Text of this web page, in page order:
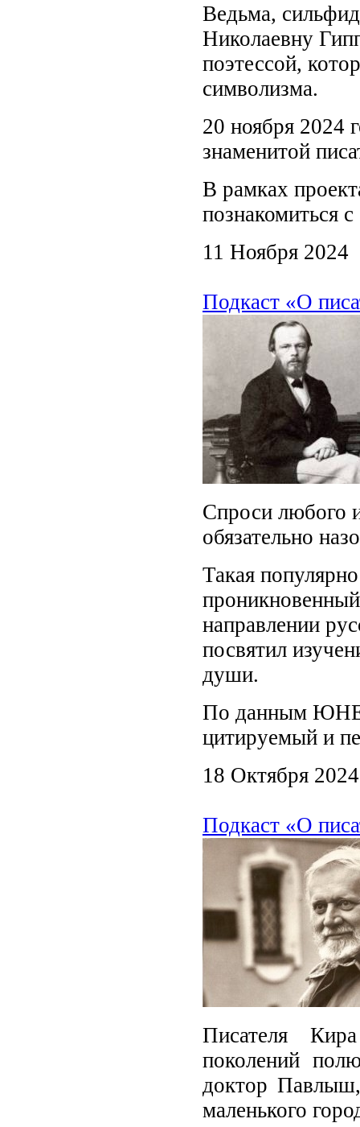
Ведьма,
Николаевну
поэтессой,
символизма.
20 ноября 2024
знаменитой
В рамках
познакомиться
11 Ноября 2024
Подкаст «О
Спроси любого
обязательно
Такая
направлении
посвятил
души.
По данным
цитируемый и
18 Октября 2024
Подкаст «О
Писателя
поколений
доктор Павлыш,
маленького